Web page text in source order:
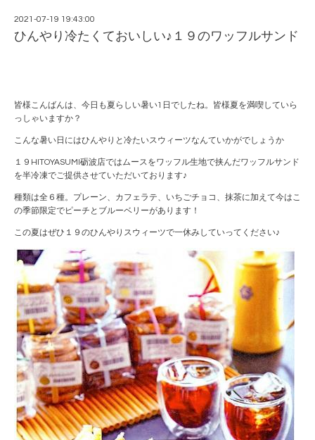
2021-07-19 19:43:00
ひんやり冷たくておいしい♪１９のワッフルサンド
皆様こんばんは、今日も夏らしい暑い1日でしたね。皆様夏を満喫していら
っしゃいますか？
こんな暑い日にはひんやりと冷たいスウィーツなんていかがでしょうか
１９HITOYASUMI砺波店ではムースをワッフル生地で挟んだワッフルサンド
を半冷凍でご提供させていただいております♪
種類は全６種。プレーン、カフェラテ、いちごチョコ、抹茶に加えて今はこ
の季節限定でピーチとブルーベリーがあります！
この夏はぜひ１９のひんやりスウィーツで一休みしていってください♪